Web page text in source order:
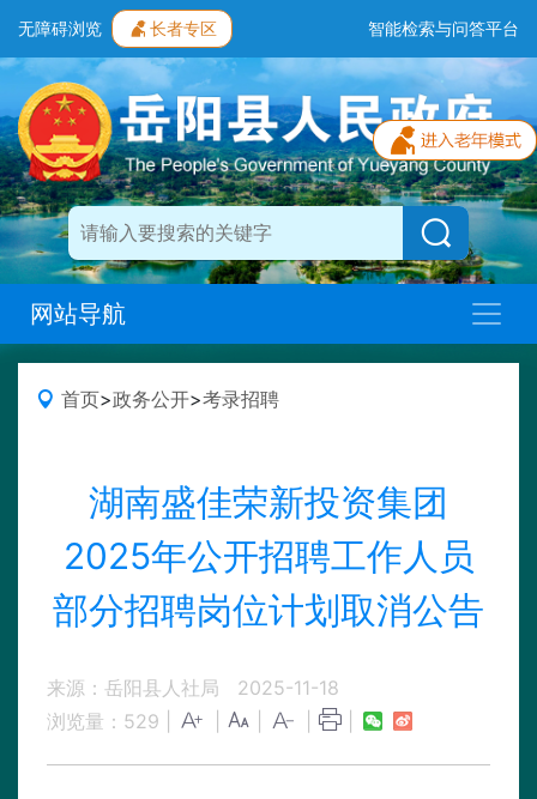
无障碍浏览 长者专区 智能检索与问答平台
网站导航
首页>政务公开>考录招聘
湖南盛佳荣新投资集团
2025年公开招聘工作人员
部分招聘岗位计划取消公告
来源：岳阳县人社局
2025-11-18
浏览量： 529